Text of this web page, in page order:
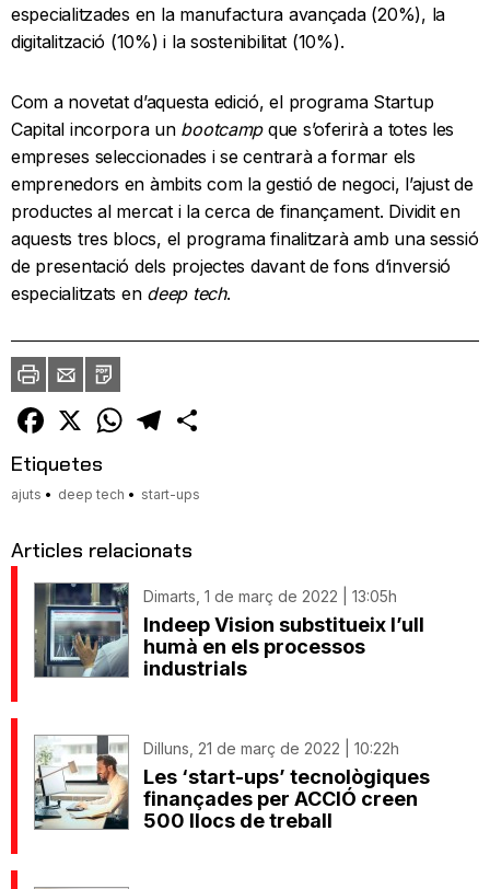
especialitzades en la manufactura avançada (20%), la
digitalització (10%) i la sostenibilitat (10%).
Com a novetat d’aquesta edició, el programa Startup
Capital incorpora un bootcampque s’oferirà a totes les
empreses seleccionades i se centrarà a formar els
emprenedors en àmbits com la gestió de negoci, l’ajust de
productes al mercat i la cerca de finançament. Dividit en
aquests tres blocs, el programa finalitzarà amb una sessió
de presentació dels projectes davant de fons d‘inversió
especialitzats en deep tech.
ImprimirEnvia
un
amic
PDF
Facebook
X WhatsAppTelegram
Etiquetes
ajuts deep tech start-ups
Articles relacionats
Dimarts, 1 de març de 2022 | 13:05h
Indeep Vision substitueix l’ull
humà en els processos
industrials
Dilluns, 21 de març de 2022 | 10:22h
Les ‘start-ups’ tecnològiques
finançades per ACCIÓ creen
500 llocs de treball